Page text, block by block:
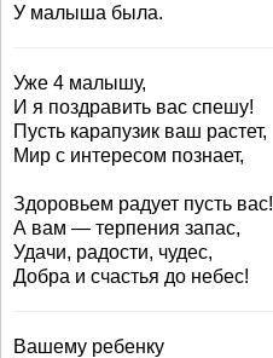
У малыша была.
Уже 4 малышу,
И я поздравить вас спешу!
Пусть карапузик ваш растет,
Мир с интересом познает,
Здоровьем радует пусть вас!
А вам — терпения запас,
Удачи, радости, чудес,
Добра и счастья до небес!
Вашему ребенку